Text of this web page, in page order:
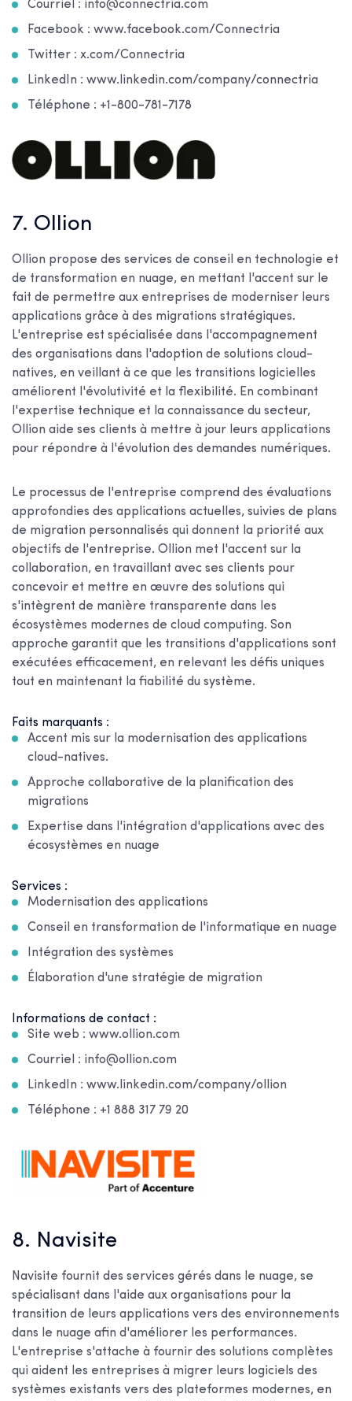
Courriel : info@connectria.com
Facebook : www.facebook.com/Connectria
Twitter : x.com/Connectria
LinkedIn : www.linkedin.com/company/connectria
Téléphone : +1-800-781-7178
7. Ollion
Ollion propose des services de conseil en technologie et
de transformation en nuage, en mettant l'accent sur le
fait de permettre aux entreprises de moderniser leurs
applications grâce à des migrations stratégiques.
L'entreprise est spécialisée dans l'accompagnement
des organisations dans l'adoption de solutions cloud-
natives, en veillant à ce que les transitions logicielles
améliorent l'évolutivité et la flexibilité. En combinant
l'expertise technique et la connaissance du secteur,
Ollion aide ses clients à mettre à jour leurs applications
pour répondre à l'évolution des demandes numériques.
Le processus de l'entreprise comprend des évaluations
approfondies des applications actuelles, suivies de plans
de migration personnalisés qui donnent la priorité aux
objectifs de l'entreprise. Ollion met l'accent sur la
collaboration, en travaillant avec ses clients pour
concevoir et mettre en œuvre des solutions qui
s'intègrent de manière transparente dans les
écosystèmes modernes de cloud computing. Son
approche garantit que les transitions d'applications sont
exécutées efficacement, en relevant les défis uniques
tout en maintenant la fiabilité du système.
Faits marquants :
Accent mis sur la modernisation des applications
cloud-natives.
Approche collaborative de la planification des
migrations
Expertise dans l'intégration d'applications avec des
écosystèmes en nuage
Services :
Modernisation des applications
Conseil en transformation de l'informatique en nuage
Intégration des systèmes
Élaboration d'une stratégie de migration
Informations de contact :
Site web : www.ollion.com
Courriel : info@ollion.com
LinkedIn : www.linkedin.com/company/ollion
Téléphone : +1 888 317 79 20
8. Navisite
Navisite fournit des services gérés dans le nuage, se
spécialisant dans l'aide aux organisations pour la
transition de leurs applications vers des environnements
dans le nuage afin d'améliorer les performances.
L'entreprise s'attache à fournir des solutions complètes
qui aident les entreprises à migrer leurs logiciels des
systèmes existants vers des plateformes modernes, en